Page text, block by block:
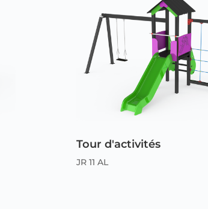
Tour d'activités
JR 11 AL